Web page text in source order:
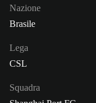
Nazione
Brasile
Lega
CSL
Squadra